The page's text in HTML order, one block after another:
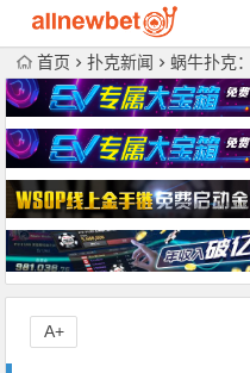
首页 扑克新闻 蜗牛扑克：
A+